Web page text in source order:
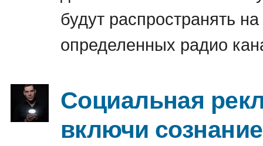
будут распространять
определенных радио
Социальная
включи